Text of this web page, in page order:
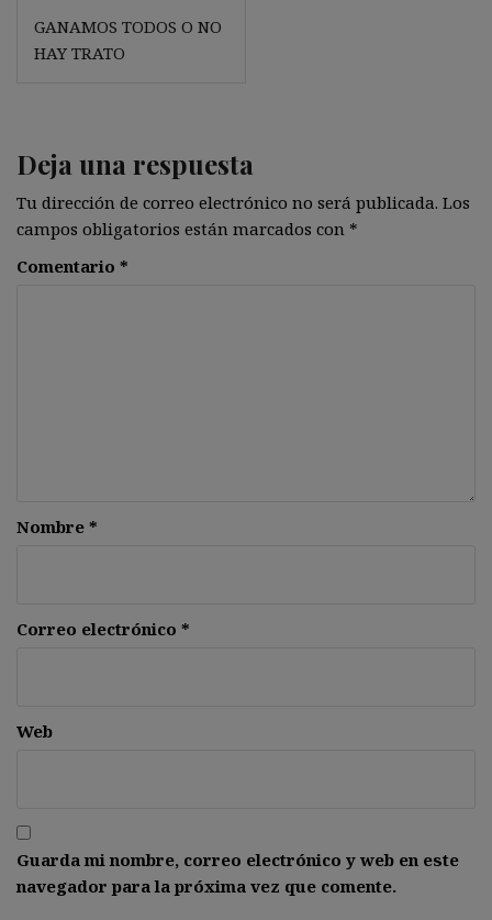
Navegación
de
GANAMOS TODOS O NO
HAY TRATO
Deja una respuesta
Tu dirección de correo electrónico no será publicada. Los
campos obligatorios están marcados con *
Comentario *
Nombre *
Correo electrónico *
Web
Guarda mi nombre, correo electrónico y web en este
navegador para la próxima vez que comente.